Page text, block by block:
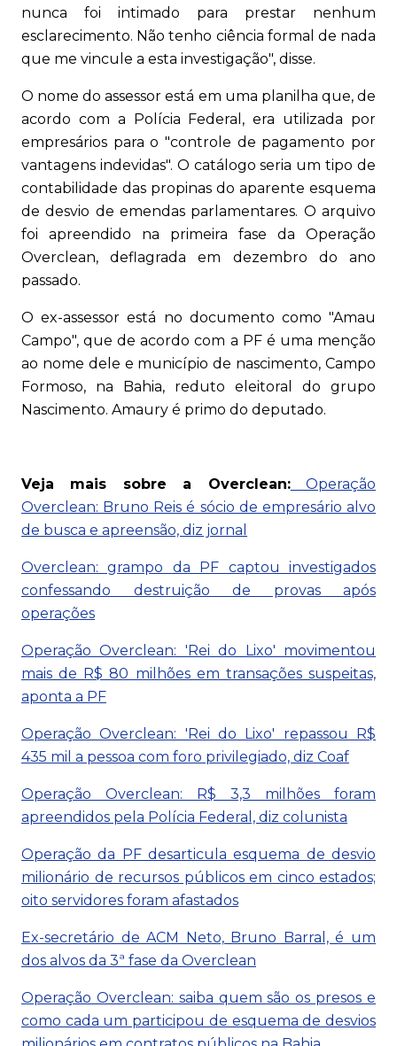
nunca foi intimado para prestar nenhum
esclarecimento. Não tenho ciência formal de nada
que me vincule a esta investigação", disse.
O nome do assessor está em uma planilha que, de
acordo com a Polícia Federal, era utilizada por
empresários para o "controle de pagamento por
vantagens indevidas". O catálogo seria um tipo de
contabilidade das propinas do aparente esquema
de desvio de emendas parlamentares. O arquivo
foi apreendido na primeira fase da Operação
Overclean, deflagrada em dezembro do ano
passado.
O ex-assessor está no documento como "Amau
Campo", que de acordo com a PF é uma menção
ao nome dele e município de nascimento, Campo
Formoso, na Bahia, reduto eleitoral do grupo
Nascimento. Amaury é primo do deputado.
Veja mais sobre a Overclean:Operação
Overclean: Bruno Reis é sócio de empresário alvo
de busca e apreensão, diz jornal
Overclean: grampo da PF captou investigados
confessando destruição de provas após
operações
Operação Overclean: 'Rei do Lixo' movimentou
mais de R$ 80 milhões em transações suspeitas,
aponta a PF
Operação Overclean: 'Rei do Lixo' repassou R$
435 mil a pessoa com foro privilegiado, diz Coaf
Operação Overclean: R$ 3,3 milhões foram
apreendidos pela Polícia Federal, diz colunista
Operação da PF desarticula esquema de desvio
milionário de recursos públicos em cinco estados;
oito servidores foram afastados
Ex-secretário de ACM Neto, Bruno Barral, é um
dos alvos da 3ª fase da Overclean
Operação Overclean: saiba quem são os presos e
como cada um participou de esquema de desvios